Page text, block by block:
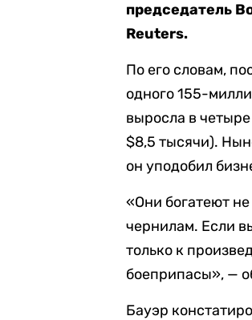
председатель
Reuters.
По его словам,
одного 155-
выросла в
$8,5 тысячи).
он уподобил
«Они богатеют
чернилам. Если
только к
боеприпасы», —
Бауэр